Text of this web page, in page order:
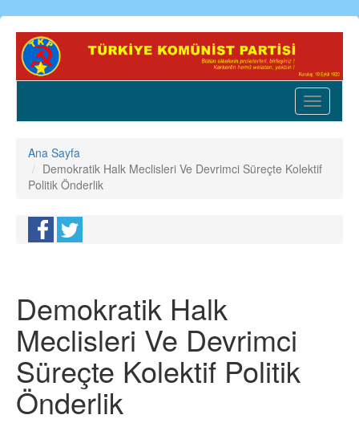
Ana
içeriğe
Toggle
Ana Sayfa
Demokratik Halk Meclisleri Ve Devrimci Süreçte Kolektif
Politik Önderlik
Demokratik Halk
Meclisleri Ve Devrimci
Süreçte Kolektif Politik
Önderlik